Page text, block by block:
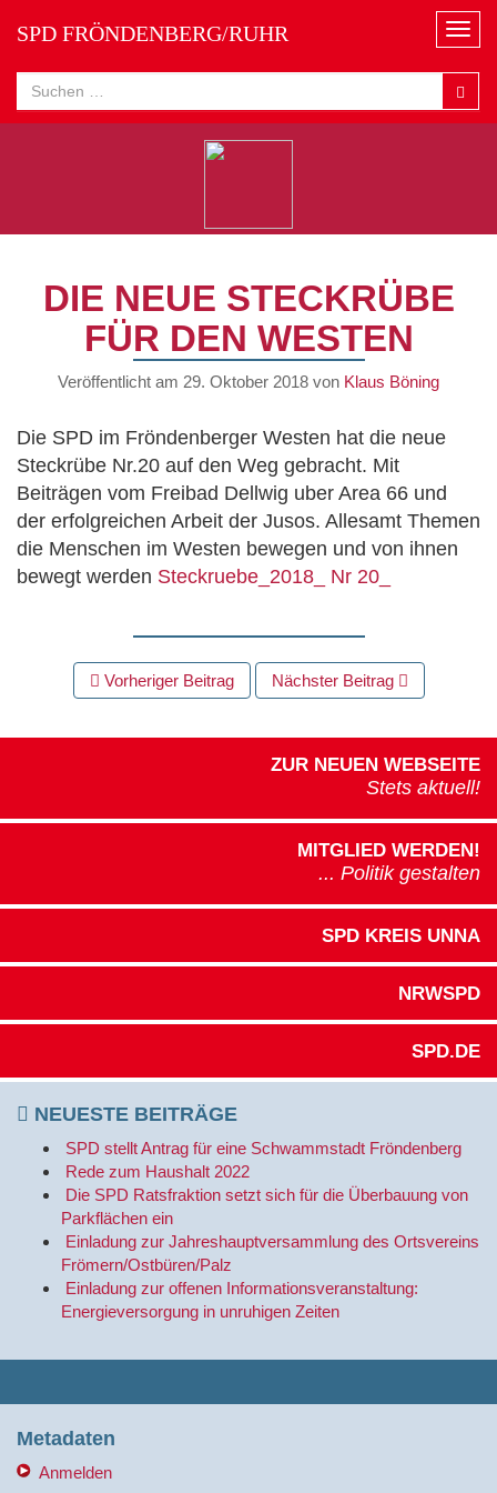
N
v
i
o
SPD FRÖNDENBERG/RUHR
DIE NEUE STECKRÜBE
FÜR DEN WESTEN
Veröffentlicht am 29. Oktober 2018 von Klaus Böning
Die SPD im Fröndenberger Westen hat die neue
Steckrübe Nr.20 auf den Weg gebracht. Mit
Beiträgen vom Freibad Dellwig uber Area 66 und
der erfolgreichen Arbeit der Jusos. Allesamt Themen
die Menschen im Westen bewegen und von ihnen
bewegt werden Steckruebe_2018_ Nr 20_
BEITRAGS
NAVIGATION
Vorheriger Beitrag Nächster Beitrag
ZUR NEUEN WEBSEITE
Stets aktuell!
MITGLIED WERDEN!
... Politik gestalten
SPD KREIS UNNA
NRWSPD
SPD.DE
NEUESTE BEITRÄGE
SPD stellt Antrag für eine Schwammstadt Fröndenberg
Rede zum Haushalt 2022
Die SPD Ratsfraktion setzt sich für die Überbauung von
Parkflächen ein
Einladung zur Jahreshauptversammlung des Ortsvereins
Frömern/Ostbüren/Palz
Einladung zur offenen Informationsveranstaltung:
Energieversorgung in unruhigen Zeiten
Metadaten
Anmelden